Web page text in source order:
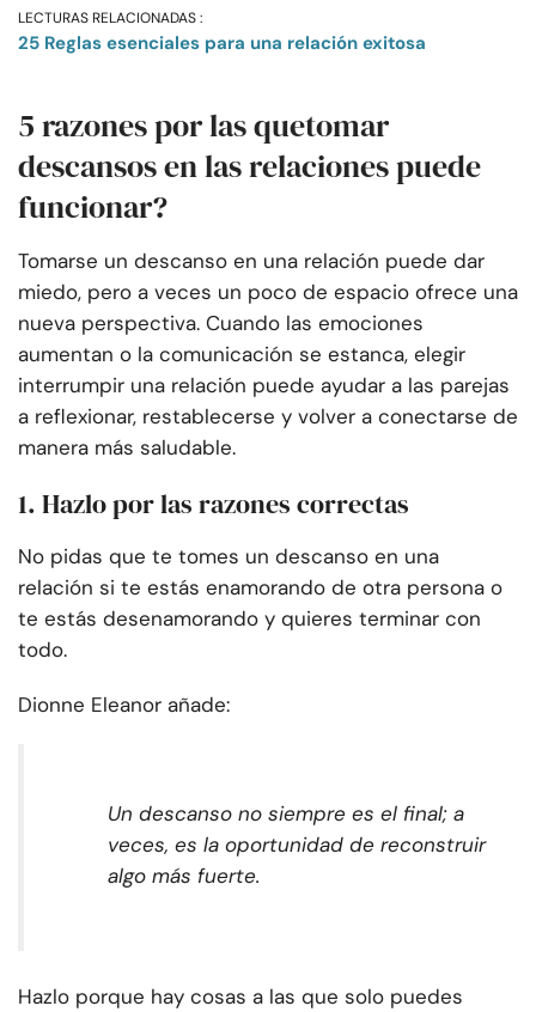
LECTURAS RELACIONADAS :
25 Reglas esenciales para una relación exitosa
5 razones por las quetomar
descansos en las relaciones puede
funcionar?
Tomarse un descanso en una relación puede dar
miedo, pero a veces un poco de espacio ofrece una
nueva perspectiva. Cuando las emociones
aumentan o la comunicación se estanca, elegir
interrumpir una relación puede ayudar a las parejas
a reflexionar, restablecerse y volver a conectarse de
manera más saludable.
1. Hazlo por las razones correctas
No pidas que te tomes un descanso en una
relación si te estás enamorando de otra persona o
te estás desenamorando y quieres terminar con
todo.
Dionne Eleanor añade:
Un descanso no siempre es el final; a
veces, es la oportunidad de reconstruir
algo más fuerte.
Hazlo porque hay cosas a las que solo puedes